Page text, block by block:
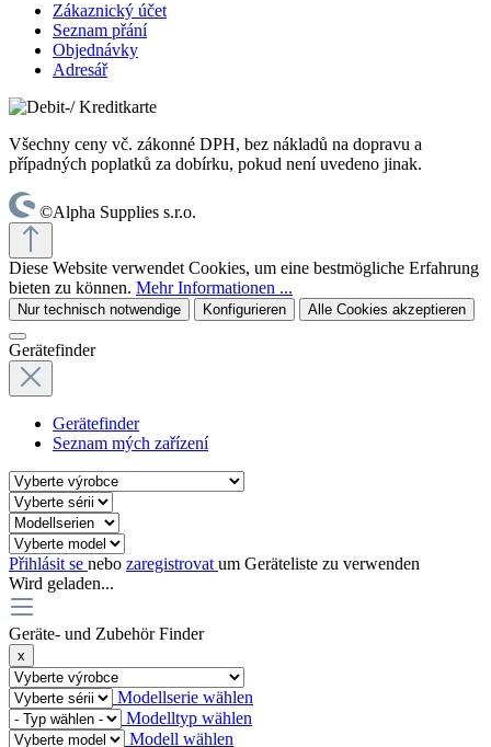
Zákaznický účet
Seznam přání
Objednávky
Adresář
Všechny ceny vč. zákonné DPH, bez nákladů na dopravu a
případných poplatků za dobírku, pokud není uvedeno jinak.
©Alpha Supplies s.r.o.
Diese Website verwendet Cookies, um eine bestmögliche Erfahrung
bieten zu können. Mehr Informationen ...
Nur technisch notwendige Konfigurieren Alle Cookies akzeptieren
Gerätefinder
Gerätefinder
Seznam mých zařízení
Přihlásit se nebo zaregistrovatum Geräteliste zu verwenden
Wird geladen...
Geräte- und Zubehör Finder
x
Modellserie wählen
Modelltyp wählen
Modell wählen